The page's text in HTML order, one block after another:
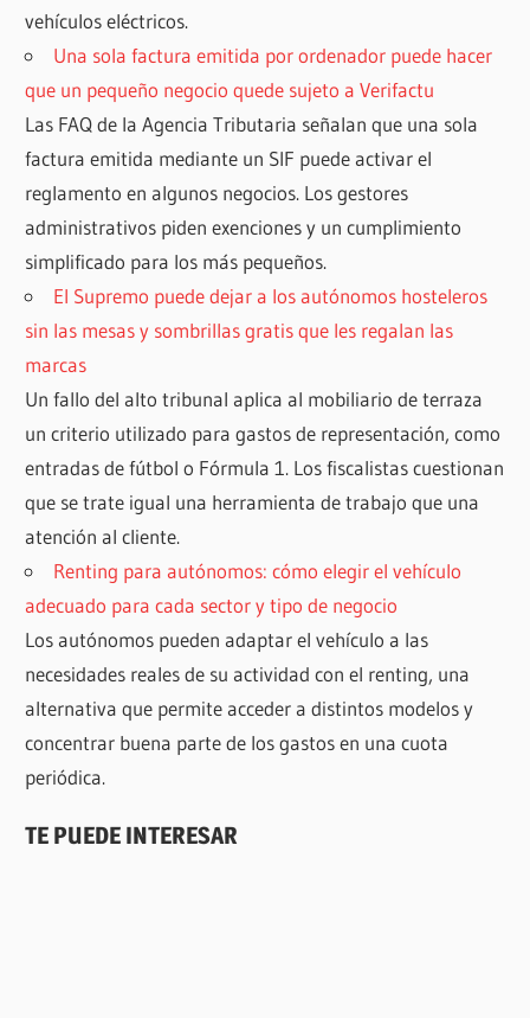
vehículos eléctricos.
Una sola factura emitida por ordenador puede hacer
que un pequeño negocio quede sujeto a Verifactu
Las FAQ de la Agencia Tributaria señalan que una sola
factura emitida mediante un SIF puede activar el
reglamento en algunos negocios. Los gestores
administrativos piden exenciones y un cumplimiento
simplificado para los más pequeños.
El Supremo puede dejar a los autónomos hosteleros
sin las mesas y sombrillas gratis que les regalan las
marcas
Un fallo del alto tribunal aplica al mobiliario de terraza
un criterio utilizado para gastos de representación, como
entradas de fútbol o Fórmula 1. Los fiscalistas cuestionan
que se trate igual una herramienta de trabajo que una
atención al cliente.
Renting para autónomos: cómo elegir el vehículo
adecuado para cada sector y tipo de negocio
Los autónomos pueden adaptar el vehículo a las
necesidades reales de su actividad con el renting, una
alternativa que permite acceder a distintos modelos y
concentrar buena parte de los gastos en una cuota
periódica.
TE PUEDE INTERESAR